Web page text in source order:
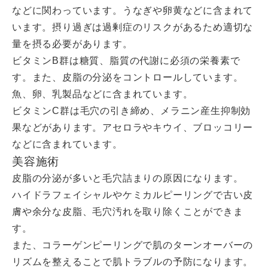
などに関わっています。うなぎや卵黄などに含まれて
います。摂り過ぎは過剰症のリスクがあるため適切な
量を摂る必要があります。
ビタミンB群は糖質、脂質の代謝に必須の栄養素で
す。また、皮脂の分泌をコントロールしています。
魚、卵、乳製品などに含まれています。
ビタミンC群は毛穴の引き締め、メラニン産生抑制効
果などがあります。アセロラやキウイ、ブロッコリー
などに含まれています。
美容施術
皮脂の分泌が多いと毛穴詰まりの原因になります。
ハイドラフェイシャルやケミカルピーリングで古い皮
膚や余分な皮脂、毛穴汚れを取り除くことができま
す。
また、コラーゲンピーリングで肌のターンオーバーの
リズムを整えることで肌トラブルの予防になります。